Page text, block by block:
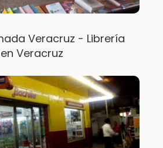
Veracruz - Librería
en Veracruz